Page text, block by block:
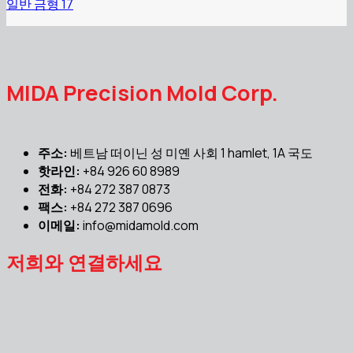
일반 금형 17
MIDA Precision Mold Corp.
주소: 베트남 떠이닌 성 미옌 사회 1 hamlet, 1A 국도
핫라인: +84 926 60 8989
전화: +84 272 387 0873
팩스: +84 272 387 0696
이메일: info@midamold.com
저희와 연결하세요